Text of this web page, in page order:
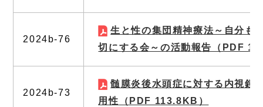
2024b-76
生と性の集団精神療法～自分も
切にする会～の活動報告
（PDF
2024b-73
髄膜炎後水頭症に対する内視鏡
用性 （PDF 113.8KB）